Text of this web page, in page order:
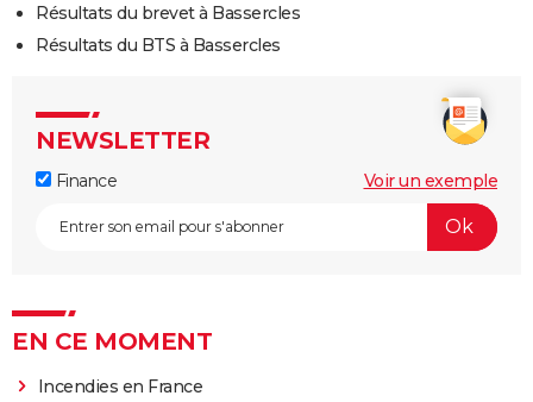
Résultats du brevet à Bassercles
Résultats du BTS à Bassercles
NEWSLETTER
Finance Voir un exemple
EN CE MOMENT
Incendies en France